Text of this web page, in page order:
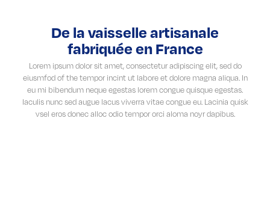
De la vaisselle artisanale
fabriquée en France
Lorem ipsum dolor sit amet, consectetur adipiscing elit, sed do
eiusmfod of the tempor incint ut labore et dolore magna aliqua. In
eu mi bibendum neque egestas lorem congue quisque egestas.
Iaculis nunc sed augue lacus viverra vitae congue eu. Lacinia quisk
vsel eros donec alloc odio tempor orci aloma noyr dapibus.